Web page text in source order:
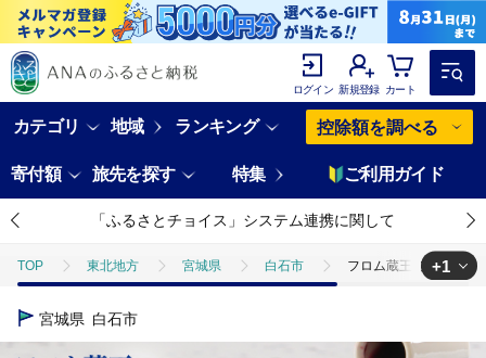
ログイン 新規登録 カート
カテゴリ 地域 ランキング 控除額を調べる
寄付額 旅先を探す 特集 ご利用ガイド
「ふるさとチョイス」システム連携に関して
TOP 東北地方 宮城県 白石市 フロム蔵王 ふわゆき
TOP
+1
宮城県 白石市